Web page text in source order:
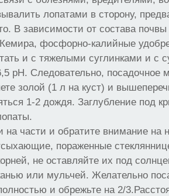
лопатами в сторону,
В зависимости от состава почвы
фосфорно-калийные
и с тяжелыми суглинками и с
рН. Следовательно, посадочное
золой (1 л на куст) и
1-2 дождя. Заглубление под
на части и обратите внимание на
пораженные
не оставляйте их под
или мульчей. Желательно
и обрежьте на 2/